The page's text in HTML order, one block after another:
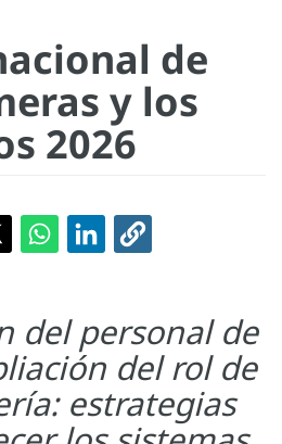
de
y los
2026
del personal de
del rol de
estrategias